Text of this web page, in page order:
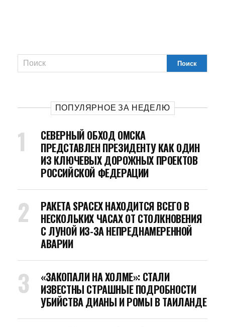
ПОПУЛЯРНОЕ ЗА НЕДЕЛЮ
СЕВЕРНЫЙ ОБХОД ОМСКА
ПРЕДСТАВЛЕН ПРЕЗИДЕНТУ КАК ОДИН
ИЗ КЛЮЧЕВЫХ ДОРОЖНЫХ ПРОЕКТОВ
РОССИЙСКОЙ ФЕДЕРАЦИИ
РАКЕТА SPACEX НАХОДИТСЯ ВСЕГО В
НЕСКОЛЬКИХ ЧАСАХ ОТ СТОЛКНОВЕНИЯ
С ЛУНОЙ ИЗ-ЗА НЕПРЕДНАМЕРЕННОЙ
АВАРИИ
«ЗАКОПАЛИ НА ХОЛМЕ»: СТАЛИ
ИЗВЕСТНЫ СТРАШНЫЕ ПОДРОБНОСТИ
УБИЙСТВА ДИАНЫ И РОМЫ В ТАИЛАНДЕ